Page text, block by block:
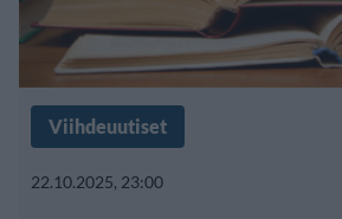
Viihdeuutiset
22.10.2025, 23:00